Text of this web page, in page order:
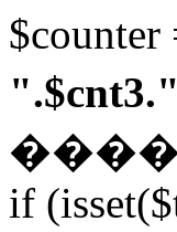
$counter
".$cnt3."
if